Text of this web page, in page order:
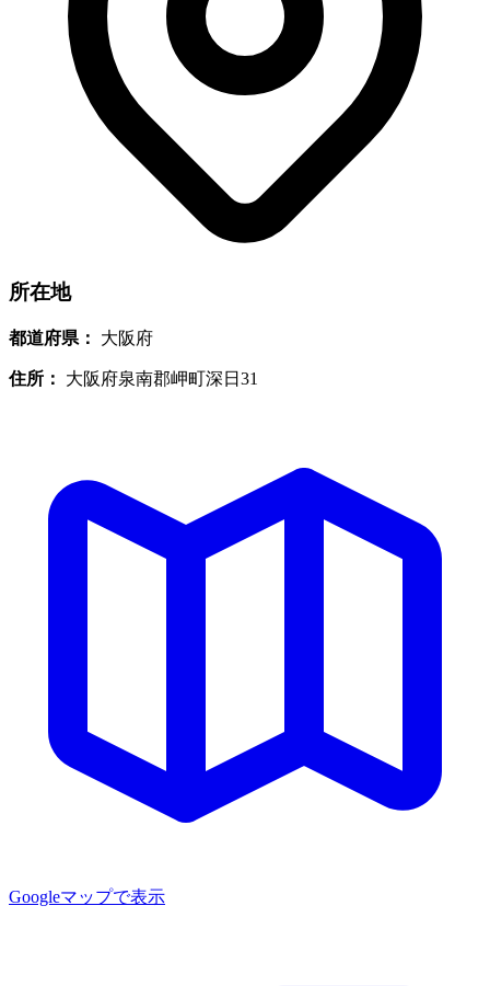
所在地
都道府県： 大阪府
住所： 大阪府泉南郡岬町深日31
Googleマップで表示